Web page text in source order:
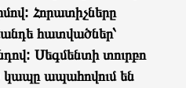
Հորատիչները
հատվածներ՝
Սեգմենտի տուրբո
ապահովում են